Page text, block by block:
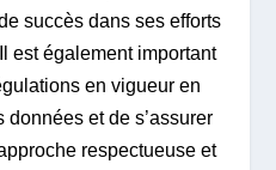
succès dans ses efforts
est également important
en vigueur en
et de s’assurer
respectueuse et